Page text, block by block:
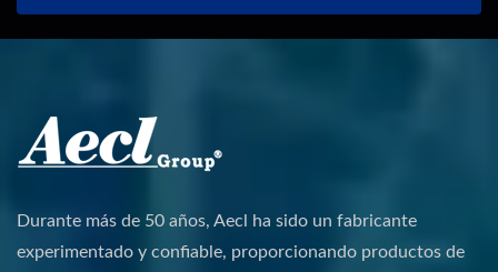
Durante más de 50 años, Aecl ha sido un fabricante
experimentado y confiable, proporcionando productos de